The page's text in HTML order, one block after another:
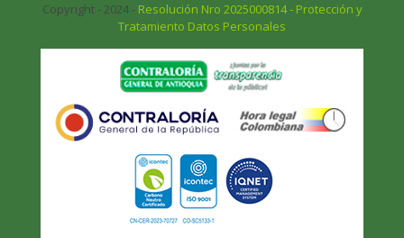
Copyright - 2024 - Resolución Nro 2025000814 - Protección y
Tratamiento Datos Personales